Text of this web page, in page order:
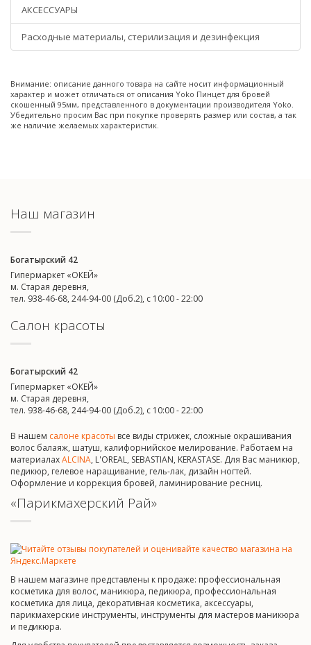
АКСЕССУАРЫ
Расходные материалы, стерилизация и дезинфекция
Внимание: описание данного товара на сайте носит информационный
характер и может отличаться от описания Yoko Пинцет для бровей
скошенный 95мм, представленного в документации производителя Yoko.
Убедительно просим Вас при покупке проверять размер или состав, а так
же наличие желаемых характеристик.
Наш магазин
Богатырский 42
Гипермаркет «ОКЕЙ»
м. Старая деревня,
тел. 938-46-68, 244-94-00 (Доб.2), c 10:00 - 22:00
Салон красоты
Богатырский 42
Гипермаркет «ОКЕЙ»
м. Старая деревня,
тел. 938-46-68, 244-94-00 (Доб.2), c 10:00 - 22:00
В нашем салоне красоты все виды стрижек, сложные окрашивания
волос балаяж, шатуш, калифорнийское мелирование. Работаем на
материалахALCINA, L'OREAL, SEBASTIAN, KERASTASE. Для Вас маникюр,
педикюр, гелевое наращивание, гель-лак, дизайн ногтей.
Оформление и коррекция бровей, ламинирование ресниц.
«Парикмахерский Рай»
В нашем магазине представлены к продаже: профессиональная
косметика для волос, маникюра, педикюра, профессиональная
косметика для лица, декоративная косметика, аксессуары,
парикмахерские инструменты, инструменты для мастеров маникюра
и педикюра.